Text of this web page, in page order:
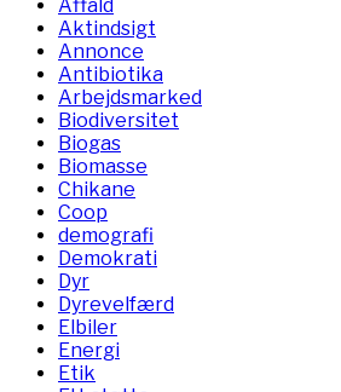
Affald
Aktindsigt
Annonce
Antibiotika
Arbejdsmarked
Biodiversitet
Biogas
Biomasse
Chikane
Coop
demografi
Demokrati
Dyr
Dyrevelfærd
Elbiler
Energi
Etik